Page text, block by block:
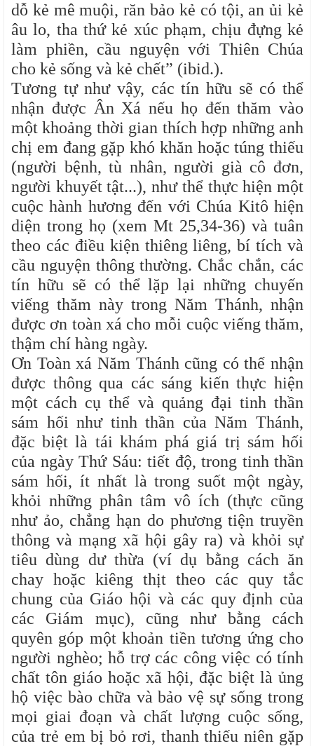
dỗ kẻ mê muội, răn bảo kẻ có tội, an ủi kẻ
âu lo, tha thứ kẻ xúc phạm, chịu đựng kẻ
làm phiền, cầu nguyện với Thiên Chúa
cho kẻ sống và kẻ chết” (ibid.).
Tương tự như vậy, các tín hữu sẽ có thể
nhận được Ân Xá nếu họ đến thăm vào
một khoảng thời gian thích hợp những anh
chị em đang gặp khó khăn hoặc túng thiếu
(người bệnh, tù nhân, người già cô đơn,
người khuyết tật...), như thể thực hiện một
cuộc hành hương đến với Chúa Kitô hiện
diện trong họ (xem Mt 25,34-36) và tuân
theo các điều kiện thiêng liêng, bí tích và
cầu nguyện thông thường. Chắc chắn, các
tín hữu sẽ có thể lặp lại những chuyến
viếng thăm này trong Năm Thánh, nhận
được ơn toàn xá cho mỗi cuộc viếng thăm,
thậm chí hàng ngày.
Ơn Toàn xá Năm Thánh cũng có thể nhận
được thông qua các sáng kiến ​​thực hiện
một cách cụ thể và quảng đại tinh thần
sám hối như tinh thần của Năm Thánh,
đặc biệt là tái khám phá giá trị sám hối
của ngày Thứ Sáu: tiết độ, trong tinh thần
sám hối, ít nhất là trong suốt một ngày,
khỏi những phân tâm vô ích (thực cũng
như ảo, chẳng hạn do phương tiện truyền
thông và mạng xã hội gây ra) và khỏi sự
tiêu dùng dư thừa (ví dụ bằng cách ăn
chay hoặc kiêng thịt theo các quy tắc
chung của Giáo hội và các quy định của
các Giám mục), cũng như bằng cách
quyên góp một khoản tiền tương ứng cho
người nghèo; hỗ trợ các công việc có tính
chất tôn giáo hoặc xã hội, đặc biệt là ủng
hộ việc bào chữa và bảo vệ sự sống trong
mọi giai đoạn và chất lượng cuộc sống,
của trẻ em bị bỏ rơi, thanh thiếu niên gặp